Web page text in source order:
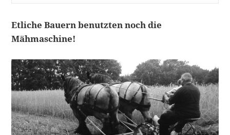
Etliche Bauern benutzten noch die
Mähmaschine!